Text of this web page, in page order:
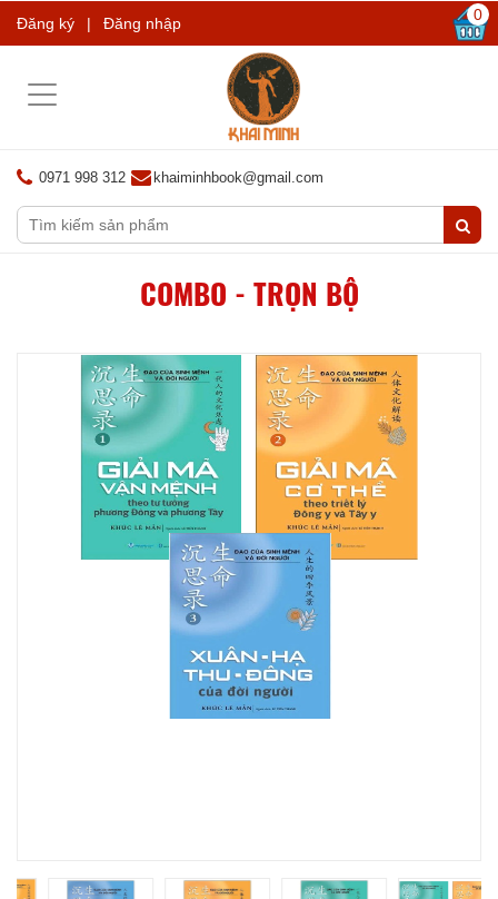
Đăng ký | Đăng nhập 0
Toggle
0971 998 312 khaiminhbook@gmail.com
COMBO - TRỌN BỘ